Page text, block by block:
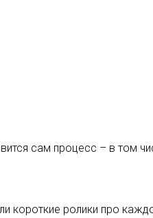
сам процесс – в том
короткие ролики про